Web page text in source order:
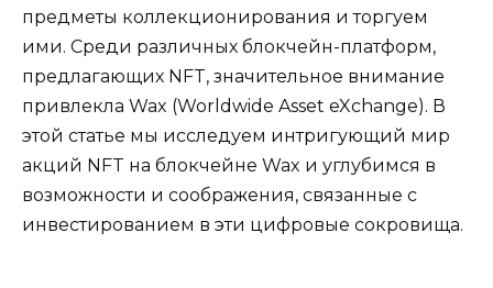
предметы коллекционирования и торгуем
ими. Среди различных блокчейн-платформ,
предлагающих NFT, значительное внимание
привлекла Wax (Worldwide Asset eXchange). В
этой статье мы исследуем интригующий мир
акций NFT на блокчейне Wax и углубимся в
возможности и соображения, связанные с
инвестированием в эти цифровые сокровища.